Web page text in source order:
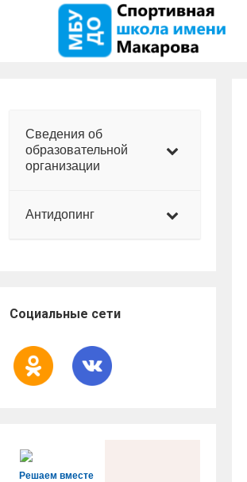
Сведения об
образовательной
организации
Антидопинг
Социальные сети
Решаем вместе